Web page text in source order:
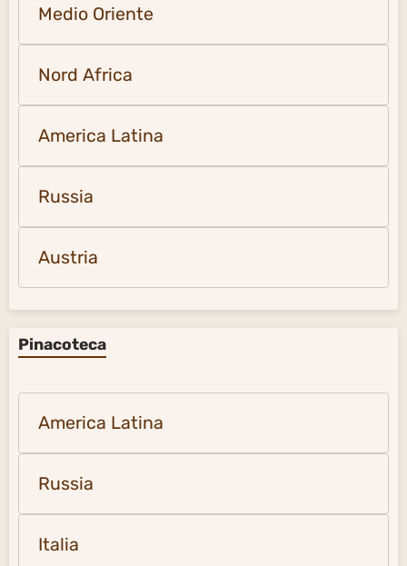
Medio Oriente
Nord Africa
America Latina
Russia
Austria
Pinacoteca
America Latina
Russia
Italia